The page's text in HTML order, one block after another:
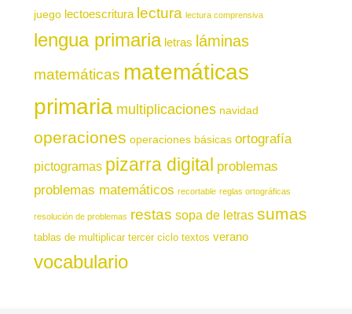
juego lectoescritura lectura lectura comprensiva
lengua primaria letras láminas
matemáticas matemáticas
primaria multiplicaciones navidad
operaciones operaciones básicas ortografía
pictogramas pizarra digital problemas
problemas matemáticos recortable reglas ortográficas
resolución de problemas restas sopa de letras sumas
tablas de multiplicar tercer ciclo textos verano
vocabulario